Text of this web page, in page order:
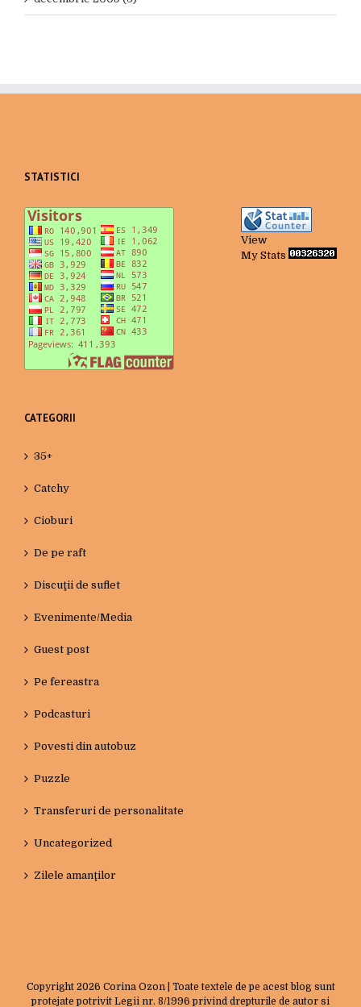
STATISTICI
View
My Stats
CATEGORII
35+
Catchy
Cioburi
De pe raft
Discuţii de suflet
Evenimente/Media
Guest post
Pe fereastra
Podcasturi
Povesti din autobuz
Puzzle
Transferuri de personalitate
Uncategorized
Zilele amanţilor
Copyright 2026 Corina Ozon | Toate textele de pe acest blog sunt
protejate potrivit Legii nr. 8/1996 privind drepturile de autor si